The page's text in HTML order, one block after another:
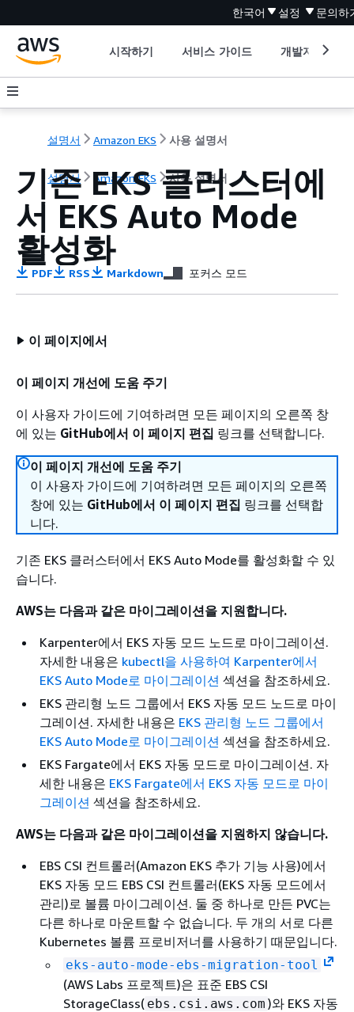
한국어 설정 문의하
시작하기 서비스 가이드 개발자 도구
설명서 Amazon EKS 사용 설명서
설명서 Amazon EKS 사용 설명서
기존 EKS 클러스터에
서 EKS Auto Mode
활성화
PDF RSS Markdown 포커스 모드
이 페이지에서
이 페이지 개선에 도움 주기
이 사용자 가이드에 기여하려면 모든 페이지의 오른쪽 창
에 있는 GitHub에서 이 페이지 편집 링크를 선택합니다.
이 페이지 개선에 도움 주기
이 사용자 가이드에 기여하려면 모든 페이지의 오른쪽
창에 있는 GitHub에서 이 페이지 편집 링크를 선택합
니다.
기존 EKS 클러스터에서 EKS Auto Mode를 활성화할 수 있
습니다.
AWS는 다음과 같은 마이그레이션을 지원합니다.
Karpenter에서 EKS 자동 모드 노드로 마이그레이션.
자세한 내용은 kubectl을 사용하여 Karpenter에서
EKS Auto Mode로 마이그레이션 섹션을 참조하세요.
EKS 관리형 노드 그룹에서 EKS 자동 모드 노드로 마이
그레이션. 자세한 내용은 EKS 관리형 노드 그룹에서
EKS Auto Mode로 마이그레이션 섹션을 참조하세요.
EKS Fargate에서 EKS 자동 모드로 마이그레이션. 자
세한 내용은 EKS Fargate에서 EKS 자동 모드로 마이
그레이션 섹션을 참조하세요.
AWS는 다음과 같은 마이그레이션을 지원하지 않습니다.
EBS CSI 컨트롤러(Amazon EKS 추가 기능 사용)에서
EKS 자동 모드 EBS CSI 컨트롤러(EKS 자동 모드에서
관리)로 볼륨 마이그레이션. 둘 중 하나로 만든 PVC는
다른 하나로 마운트할 수 없습니다. 두 개의 서로 다른
Kubernetes 볼륨 프로비저너를 사용하기 때문입니다.
eks-auto-mode-ebs-migration-tool
(AWS Labs 프로젝트)은 표준 EBS CSI
StorageClass( ebs.csi.aws.com )와 EKS 자동